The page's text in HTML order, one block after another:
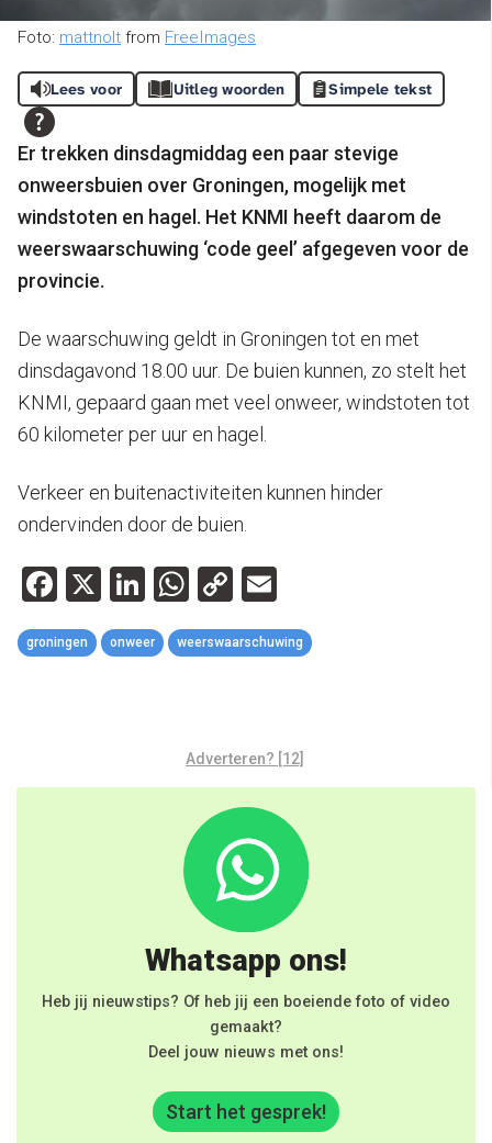
Foto: mattnolt from FreeImages
Lees voor Uitleg woorden Simpele tekst
Er trekken dinsdagmiddag een paar stevige
onweersbuien over Groningen, mogelijk met
windstoten en hagel. Het KNMI heeft daarom de
weerswaarschuwing ‘code geel’ afgegeven voor de
provincie.
De waarschuwing geldt in Groningen tot en met
dinsdagavond 18.00 uur. De buien kunnen, zo stelt het
KNMI, gepaard gaan met veel onweer, windstoten tot
60 kilometer per uur en hagel.
Verkeer en buitenactiviteiten kunnen hinder
ondervinden door de buien.
Facebook
X LinkedIn
WhatsApp
Copy
Link
groningen onweer weerswaarschuwing
Adverteren? [12]
Whatsapp ons!
Heb jij nieuwstips? Of heb jij een boeiende foto of video
gemaakt?
Deel jouw nieuws met ons!
Start het gesprek!